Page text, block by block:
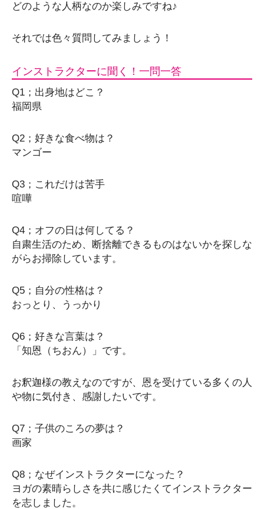
どのような人柄なのか楽しみですね♪
それでは色々質問してみましょう！
インストラクターに聞く！一問一答
Q1；出身地はどこ？
福岡県
Q2；好きな食べ物は？
マンゴー
Q3；これだけは苦手
喧嘩
Q4；オフの日は何してる？
自粛生活のため、断捨離できるものはないかを探しな
がらお掃除しています。
Q5；自分の性格は？
おっとり、うっかり
Q6；好きな言葉は？
「知恩（ちおん）」です。
お釈迦様の教えなのですが、恩を受けている多くの人
や物に気付き、感謝したいです。
Q7；子供のころの夢は？
画家
Q8；なぜインストラクターになった？
ヨガの素晴らしさを共に感じたくてインストラクター
を志しました。